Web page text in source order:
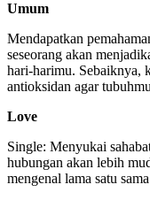
Umum
Mendapatkan
seseorang akan
hari-harimu. Sebaiknya,
antioksidan agar
Love
Single: Menyukai
hubungan akan lebih
mengenal lama satu